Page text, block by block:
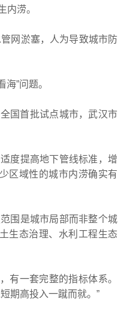
内涝。
网淤塞，人为导致城市防
”问题。
国首批试点城市，武汉市
度提高地下管线标准，增
区域性的城市内涝确实有
围是城市局部而非整个城
生态治理、水利工程生态
有一套完整的指标体系。
期高投入一蹴而就。”